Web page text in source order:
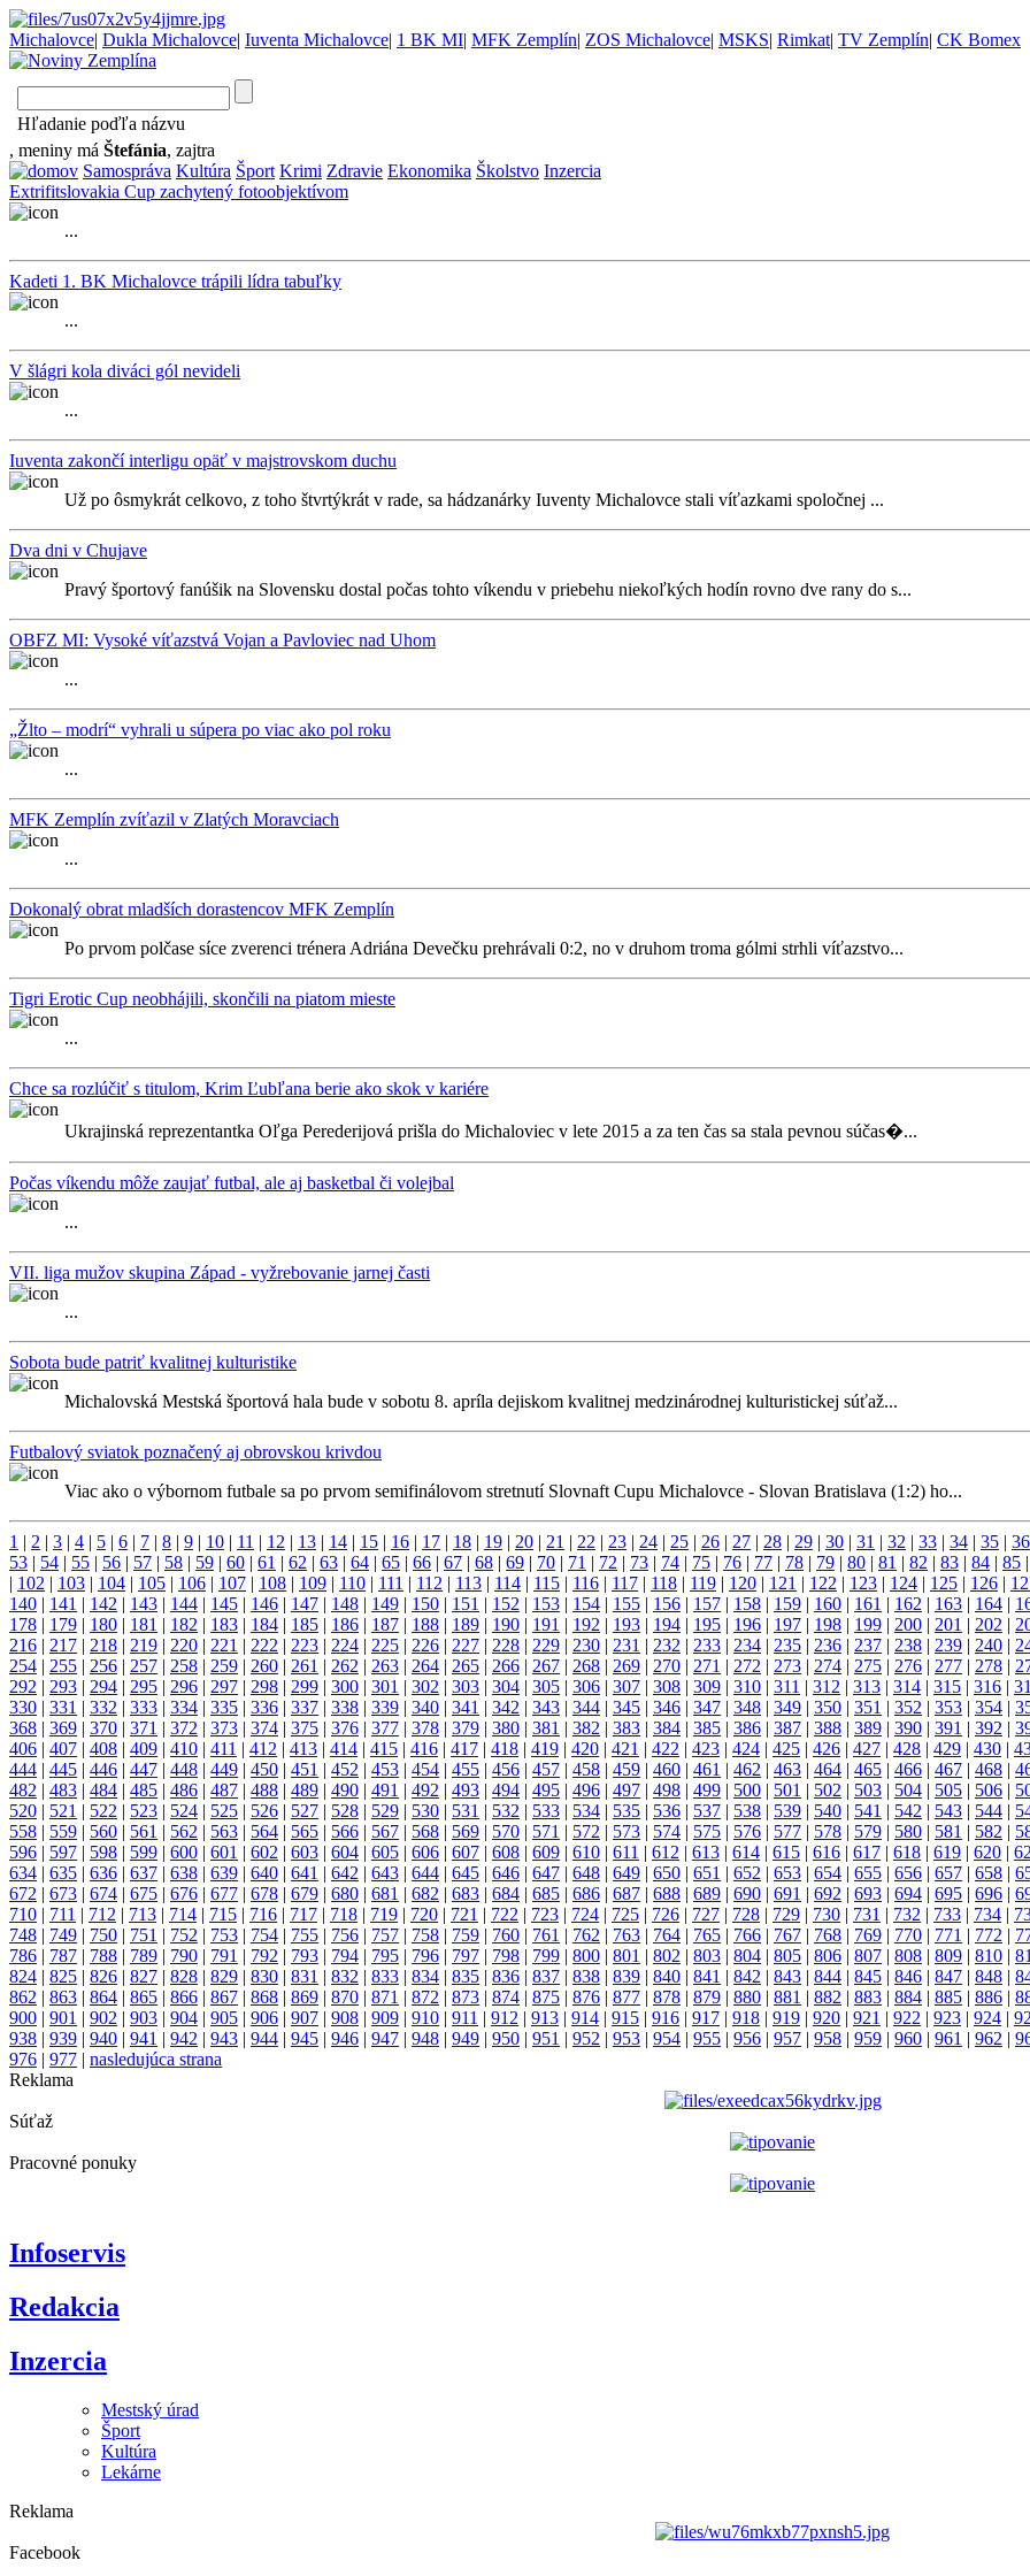
Michalovce| Dukla Michalovce| Iuventa Michalovce| 1 BK MI| MFK Zemplín| ZOS Michalovce| MSKS| Rimkat| TV Zemplín| CK Bomex
Hľadanie poďľa názvu
, meniny má Štefánia, zajtra
Samospráva Kultúra Šport Krimi Zdravie Ekonomika Školstvo Inzercia
Extrifitslovakia Cup zachytený fotoobjektívom
...
Kadeti 1. BK Michalovce trápili lídra tabuľky
...
V šlágri kola diváci gól nevideli
...
Iuventa zakončí interligu opäť v majstrovskom duchu
Už po ôsmykrát celkovo, z toho štvrtýkrát v rade, sa hádzanárky Iuventy Michalovce stali víťazkami spoločnej ...
Dva dni v Chujave
Pravý športový fanúšik na Slovensku dostal počas tohto víkendu v priebehu niekoľkých hodín rovno dve rany do s...
OBFZ MI: Vysoké víťazstvá Vojan a Pavloviec nad Uhom
...
„Žlto – modrí“ vyhrali u súpera po viac ako pol roku
...
MFK Zemplín zvíťazil v Zlatých Moravciach
...
Dokonalý obrat mladších dorastencov MFK Zemplín
Po prvom polčase síce zverenci trénera Adriána Devečku prehrávali 0:2, no v druhom troma gólmi strhli víťazstvo...
Tigri Erotic Cup neobhájili, skončili na piatom mieste
...
Chce sa rozlúčiť s titulom, Krim Ľubľana berie ako skok v kariére
Ukrajinská reprezentantka Oľga Perederijová prišla do Michaloviec v lete 2015 a za ten čas sa stala pevnou súčas�...
Počas víkendu môže zaujať futbal, ale aj basketbal či volejbal
...
VII. liga mužov skupina Západ - vyžrebovanie jarnej časti
...
Sobota bude patriť kvalitnej kulturistike
Michalovská Mestská športová hala bude v sobotu 8. apríla dejiskom kvalitnej medzinárodnej kulturistickej súťaž...
Futbalový sviatok poznačený aj obrovskou krivdou
Viac ako o výbornom futbale sa po prvom semifinálovom stretnutí Slovnaft Cupu Michalovce - Slovan Bratislava (1:2) ho...
1 | 2 | 3 | 4 | 5 | 6 | 7 | 8 | 9 | 10 | 11 | 12 | 13 | 14 | 15 | 16 | 17 | 18 | 19 | 20 | 21 | 22 | 23 | 24 | 25 | 26 | 27 | 28 | 29 | 30 | 31 | 32 | 33 | 34 | 35 | 36
53 | 54 | 55 | 56 | 57 | 58 | 59 | 60 | 61 | 62 | 63 | 64 | 65 | 66 | 67 | 68 | 69 | 70 | 71 | 72 | 73 | 74 | 75 | 76 | 77 | 78 | 79 | 80 | 81 | 82 | 83 | 84 | 85 |
| 102 | 103 | 104 | 105 | 106 | 107 | 108 | 109 | 110 | 111 | 112 | 113 | 114 | 115 | 116 | 117 | 118 | 119 | 120 | 121 | 122 | 123 | 124 | 125 | 126 |
140 | 141 | 142 | 143 | 144 | 145 | 146 | 147 | 148 | 149 | 150 | 151 | 152 | 153 | 154 | 155 | 156 | 157 | 158 | 159 | 160 | 161 | 162 | 163 | 164 |
178 | 179 | 180 | 181 | 182 | 183 | 184 | 185 | 186 | 187 | 188 | 189 | 190 | 191 | 192 | 193 | 194 | 195 | 196 | 197 | 198 | 199 | 200 | 201 | 202 |
216 | 217 | 218 | 219 | 220 | 221 | 222 | 223 | 224 | 225 | 226 | 227 | 228 | 229 | 230 | 231 | 232 | 233 | 234 | 235 | 236 | 237 | 238 | 239 | 240 |
254 | 255 | 256 | 257 | 258 | 259 | 260 | 261 | 262 | 263 | 264 | 265 | 266 | 267 | 268 | 269 | 270 | 271 | 272 | 273 | 274 | 275 | 276 | 277 | 278 |
292 | 293 | 294 | 295 | 296 | 297 | 298 | 299 | 300 | 301 | 302 | 303 | 304 | 305 | 306 | 307 | 308 | 309 | 310 | 311 | 312 | 313 | 314 | 315 | 316 |
330 | 331 | 332 | 333 | 334 | 335 | 336 | 337 | 338 | 339 | 340 | 341 | 342 | 343 | 344 | 345 | 346 | 347 | 348 | 349 | 350 | 351 | 352 | 353 | 354 |
368 | 369 | 370 | 371 | 372 | 373 | 374 | 375 | 376 | 377 | 378 | 379 | 380 | 381 | 382 | 383 | 384 | 385 | 386 | 387 | 388 | 389 | 390 | 391 | 392 |
406 | 407 | 408 | 409 | 410 | 411 | 412 | 413 | 414 | 415 | 416 | 417 | 418 | 419 | 420 | 421 | 422 | 423 | 424 | 425 | 426 | 427 | 428 | 429 | 430 |
444 | 445 | 446 | 447 | 448 | 449 | 450 | 451 | 452 | 453 | 454 | 455 | 456 | 457 | 458 | 459 | 460 | 461 | 462 | 463 | 464 | 465 | 466 | 467 | 468 |
482 | 483 | 484 | 485 | 486 | 487 | 488 | 489 | 490 | 491 | 492 | 493 | 494 | 495 | 496 | 497 | 498 | 499 | 500 | 501 | 502 | 503 | 504 | 505 | 506 |
520 | 521 | 522 | 523 | 524 | 525 | 526 | 527 | 528 | 529 | 530 | 531 | 532 | 533 | 534 | 535 | 536 | 537 | 538 | 539 | 540 | 541 | 542 | 543 | 544 |
558 | 559 | 560 | 561 | 562 | 563 | 564 | 565 | 566 | 567 | 568 | 569 | 570 | 571 | 572 | 573 | 574 | 575 | 576 | 577 | 578 | 579 | 580 | 581 | 582 |
596 | 597 | 598 | 599 | 600 | 601 | 602 | 603 | 604 | 605 | 606 | 607 | 608 | 609 | 610 | 611 | 612 | 613 | 614 | 615 | 616 | 617 | 618 | 619 | 620 |
634 | 635 | 636 | 637 | 638 | 639 | 640 | 641 | 642 | 643 | 644 | 645 | 646 | 647 | 648 | 649 | 650 | 651 | 652 | 653 | 654 | 655 | 656 | 657 | 658 |
672 | 673 | 674 | 675 | 676 | 677 | 678 | 679 | 680 | 681 | 682 | 683 | 684 | 685 | 686 | 687 | 688 | 689 | 690 | 691 | 692 | 693 | 694 | 695 | 696 |
710 | 711 | 712 | 713 | 714 | 715 | 716 | 717 | 718 | 719 | 720 | 721 | 722 | 723 | 724 | 725 | 726 | 727 | 728 | 729 | 730 | 731 | 732 | 733 | 734 |
748 | 749 | 750 | 751 | 752 | 753 | 754 | 755 | 756 | 757 | 758 | 759 | 760 | 761 | 762 | 763 | 764 | 765 | 766 | 767 | 768 | 769 | 770 | 771 | 772 |
786 | 787 | 788 | 789 | 790 | 791 | 792 | 793 | 794 | 795 | 796 | 797 | 798 | 799 | 800 | 801 | 802 | 803 | 804 | 805 | 806 | 807 | 808 | 809 | 810 |
824 | 825 | 826 | 827 | 828 | 829 | 830 | 831 | 832 | 833 | 834 | 835 | 836 | 837 | 838 | 839 | 840 | 841 | 842 | 843 | 844 | 845 | 846 | 847 | 848 |
862 | 863 | 864 | 865 | 866 | 867 | 868 | 869 | 870 | 871 | 872 | 873 | 874 | 875 | 876 | 877 | 878 | 879 | 880 | 881 | 882 | 883 | 884 | 885 | 886 |
900 | 901 | 902 | 903 | 904 | 905 | 906 | 907 | 908 | 909 | 910 | 911 | 912 | 913 | 914 | 915 | 916 | 917 | 918 | 919 | 920 | 921 | 922 | 923 | 924 |
938 | 939 | 940 | 941 | 942 | 943 | 944 | 945 | 946 | 947 | 948 | 949 | 950 | 951 | 952 | 953 | 954 | 955 | 956 | 957 | 958 | 959 | 960 | 961 | 962 |
976 | 977 | nasledujúca strana
Reklama
Súťaž
Pracovné ponuky
Infoservis
Redakcia
Inzercia
Mestský úrad
Šport
Kultúra
Lekárne
Reklama
Facebook